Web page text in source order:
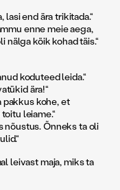
end ära trikitada.“
enne meie aega,
nälga kõik kohad täis.“
koduteed leida.“
ära!“
pakkus kohe, et
leiame.“
nõustus. Õnneks ta oli
leivast maja, miks ta